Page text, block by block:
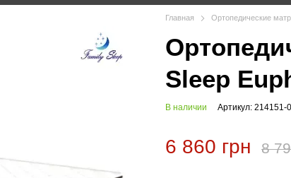
Главная Ортопедические
Sleep
В наличии Артикул: 214151-
6 860 грн 8